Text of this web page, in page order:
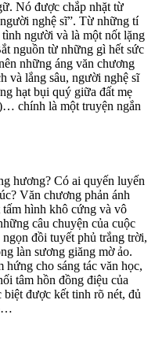
Nó được chắp nhặt từ
nghệ sĩ”. Từ những tí
người và là một nốt lặng
nguồn từ những gì hết sức
những áng văn chương
và lắng sâu, người nghệ sĩ
hạt bụi quý giữa đất mẹ
chính là một truyện ngắn
hương? Có ai quyến luyến
Văn chương phản ánh
hình khô cứng và vô
câu chuyện của cuộc
đồi tuyết phủ trắng trời,
làn sương giăng mờ ảo.
cho sáng tác văn học,
tâm hồn đồng điệu của
được kết tinh rõ nét, đủ